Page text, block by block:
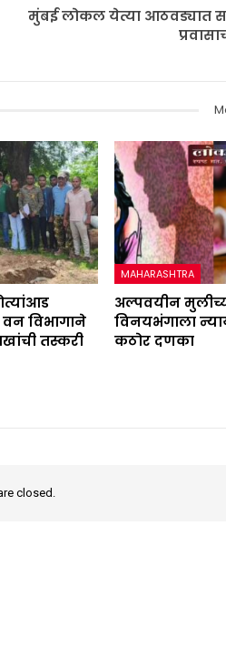
मुंबई लोकल येत्या आठवड्यात
विभागाने
तस्करी
MAHARASHTRA
अल्पवयीन
विनयभंगाला
कठोर दणका
closed.